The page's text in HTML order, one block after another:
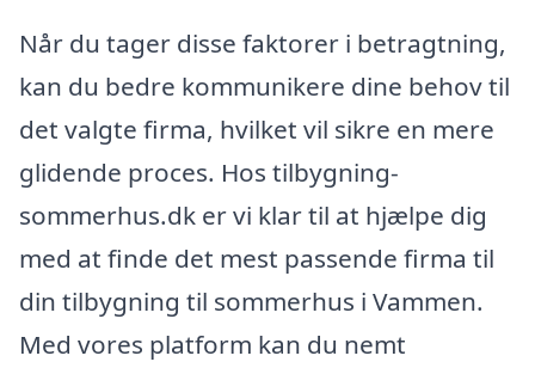
Når du tager disse faktorer i betragtning,
kan du bedre kommunikere dine behov til
det valgte firma, hvilket vil sikre en mere
glidende proces. Hos tilbygning-
sommerhus.dk er vi klar til at hjælpe dig
med at finde det mest passende firma til
din tilbygning til sommerhus i Vammen.
Med vores platform kan du nemt